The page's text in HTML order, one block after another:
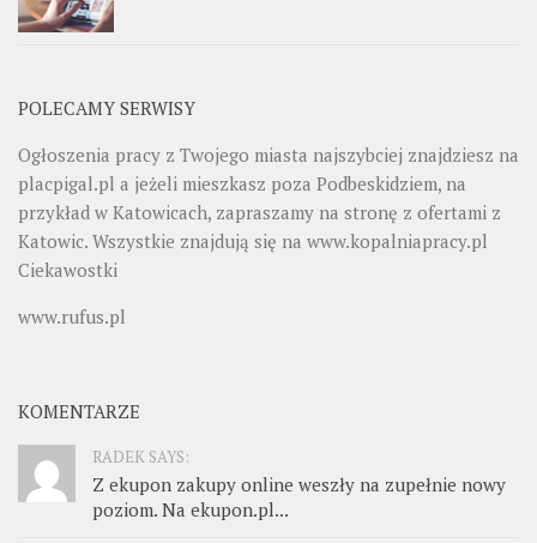
POLECAMY SERWISY
Ogłoszenia pracy z Twojego miasta najszybciej znajdziesz na
placpigal.pl a jeżeli mieszkasz poza Podbeskidziem, na
przykład w Katowicach, zapraszamy na stronę z ofertami z
Katowic. Wszystkie znajdują się na www.kopalniapracy.pl
Ciekawostki
www.rufus.pl
KOMENTARZE
RADEK SAYS:
Z ekupon zakupy online weszły na zupełnie nowy
poziom. Na ekupon.pl...